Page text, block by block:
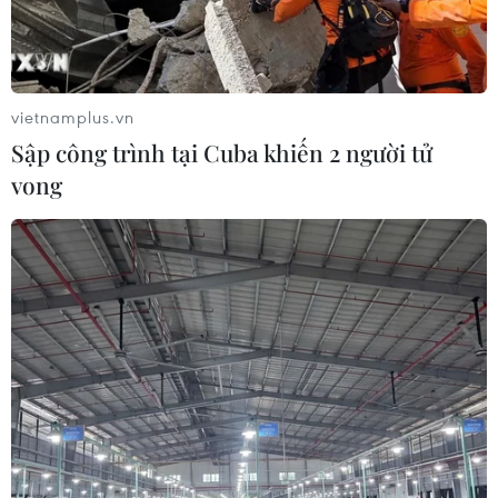
Chủ tịch nước dự Hội nghị các
nhà Lãnh đạo kinh tế APEC lần thứ 28
12/11/2021 12:35
Nhận lời mời của Thủ tướng New Zealand Jacinda
vietnamplus.vn
Sập công trình tại Cuba khiến 2 người tử
vong